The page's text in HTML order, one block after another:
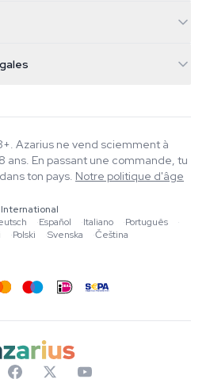
Azarius ne vend sciemment à
ans. En passant une commande, tu
ton pays. Notre politique d'âge
International
·Español ·Italiano ·Português
·
·Polski ·Svenska ·Čeština